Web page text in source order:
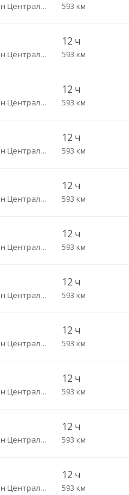
Берлин Центральный АВ 593 км
Берлин Центральный АВ
12 ч
593 км
Берлин Центральный АВ
12 ч
593 км
Берлин Центральный АВ
12 ч
593 км
Берлин Центральный АВ
12 ч
593 км
Берлин Центральный АВ
12 ч
593 км
Берлин Центральный АВ
12 ч
593 км
Берлин Центральный АВ
12 ч
593 км
Берлин Центральный АВ
12 ч
593 км
Берлин Центральный АВ
12 ч
593 км
Берлин Центральный АВ
12 ч
593 км